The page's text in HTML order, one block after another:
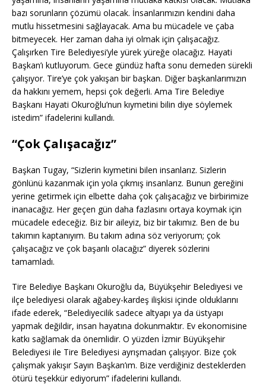
bazı sorunların çözümü olacak. İnsanlarımızın kendini daha
mutlu hissetmesini sağlayacak. Ama bu mücadele ve çaba
bitmeyecek. Her zaman daha iyi olmak için çalışacağız.
Çalışırken Tire Belediyesi’yle yürek yüreğe olacağız. Hayati
Başkan’ı kutluyorum. Gece gündüz hafta sonu demeden sürekli
çalışıyor. Tire’ye çok yakışan bir başkan. Diğer başkanlarımızın
da hakkını yemem, hepsi çok değerli. Ama Tire Belediye
Başkanı Hayati Okuroğlu’nun kıymetini bilin diye söylemek
istedim” ifadelerini kullandı.
“Çok Çalışacağız”
Başkan Tugay, “Sizlerin kıymetini bilen insanlarız. Sizlerin
gönlünü kazanmak için yola çıkmış insanlarız. Bunun gereğini
yerine getirmek için elbette daha çok çalışacağız ve birbirimize
inanacağız. Her geçen gün daha fazlasını ortaya koymak için
mücadele edeceğiz. Biz bir aileyiz, biz bir takımız. Ben de bu
takımın kaptanıyım. Bu takım adına söz veriyorum; çok
çalışacağız ve çok başarılı olacağız” diyerek sözlerini
tamamladı.
Tire Belediye Başkanı Okuroğlu da, Büyükşehir Belediyesi ve
ilçe belediyesi olarak ağabey-kardeş ilişkisi içinde olduklarını
ifade ederek, “Belediyecilik sadece altyapı ya da üstyapı
yapmak değildir, insan hayatına dokunmaktır. Ev ekonomisine
katkı sağlamak da önemlidir. O yüzden İzmir Büyükşehir
Belediyesi ile Tire Belediyesi ayrışmadan çalışıyor. Bize çok
çalışmak yakışır Sayın Başkan’ım. Bize verdiğiniz desteklerden
ötürü teşekkür ediyorum” ifadelerini kullandı.